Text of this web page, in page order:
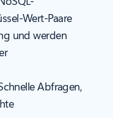
Wert-Paare
und werden
Abfragen,